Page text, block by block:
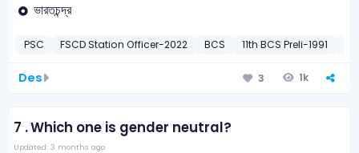
ভারতচন্দ্র
PSC FSCD Station Officer-2022 BCS 11th BCS Preli-1991
Des 3 1k
7 .Which one is gender neutral?
Updated: 3 months ago